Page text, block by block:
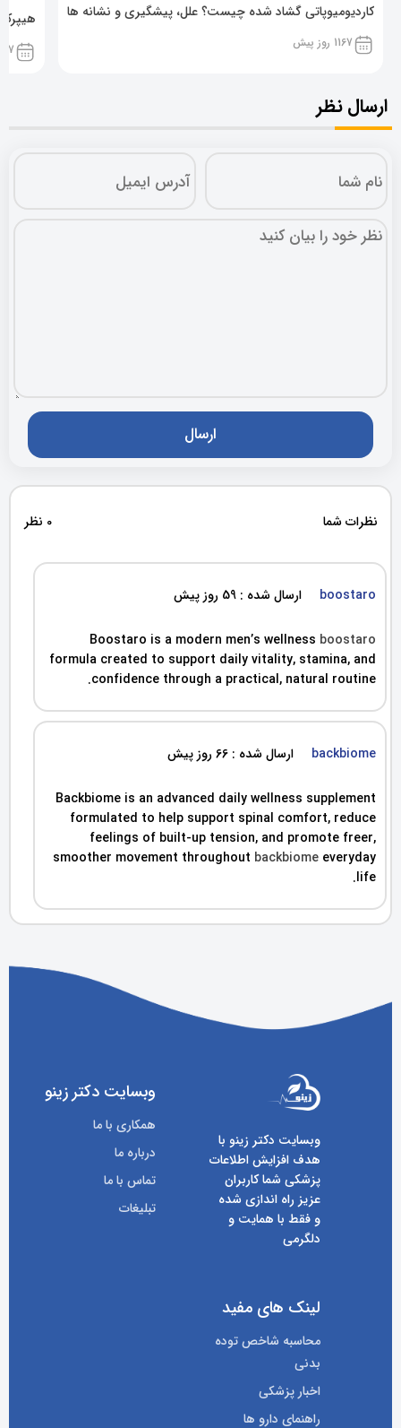
کاردیومیوپاتی گشاد شده چیست؟ علل، پیشگیری و نشانه ها
1167 روز پیش 1167
ارسال نظر
نظرات شما 0 نظر
boostaro ارسال شده : 59 روز پیش
Boostaro is a modern men’s wellness boostaro
formula created to support daily vitality, stamina, and
confidence through a practical, natural routine.
backbiome ارسال شده : 66 روز پیش
Backbiome is an advanced daily wellness supplement
formulated to help support spinal comfort, reduce
feelings of built-up tension, and promote freer,
smoother movement throughout backbiome everyday
life.
وبسایت دکتر زینو با
هدف افزایش اطلاعات
پزشکی شما کاربران
عزیز راه اندازی شده
و فقط با همایت و
دلگرمی
وبسایت دکتر زینو
همکاری با ما
درباره ما
تماس با ما
تبلیغات
لینک های مفید
محاسبه شاخص توده
بدنی
اخبار پزشکی
راهنمای دارو ها